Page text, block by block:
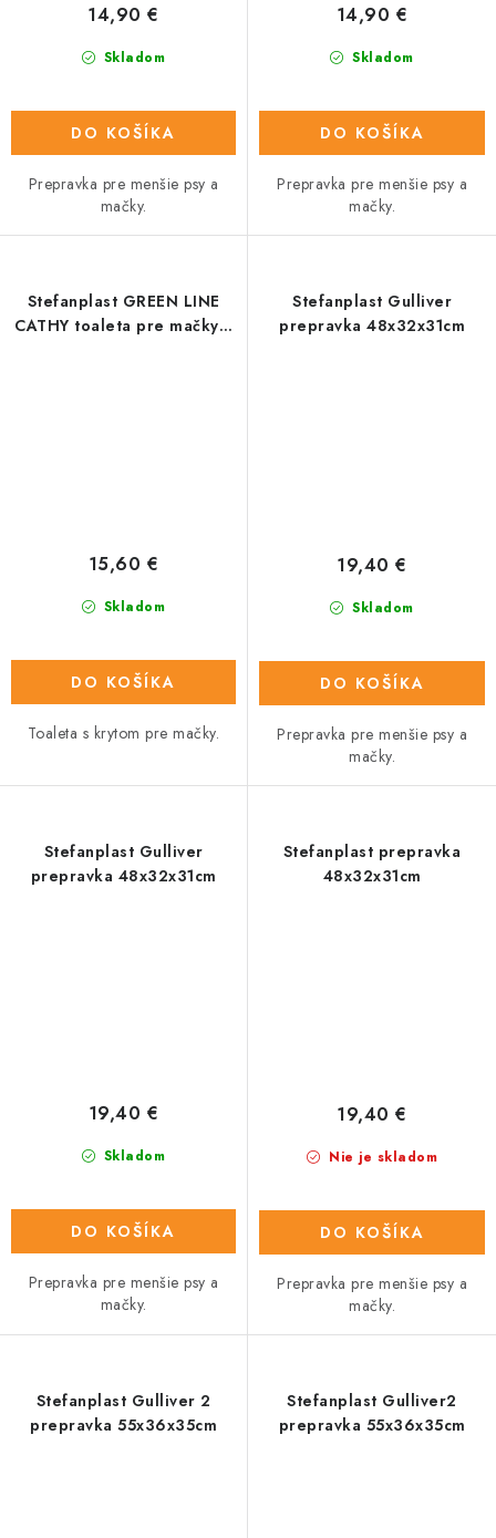
Skladom
14,90 €
DO KOŠÍKA
Prepravka pre menšie psy a
mačky.
Skladom
14,90 €
DO KOŠÍKA
Prepravka pre menšie psy a
mačky.
Stefanplast GREEN LINE
CATHY toaleta pre mačky s
Skladom
15,60 €
DO KOŠÍKA
Toaleta s krytom pre mačky.
Stefanplast Gulliver
prepravka 48x32x31cm
Skladom
19,40 €
DO KOŠÍKA
Prepravka pre menšie psy a
mačky.
Stefanplast Gulliver
prepravka 48x32x31cm
Skladom
19,40 €
DO KOŠÍKA
Prepravka pre menšie psy a
mačky.
Stefanplast prepravka
48x32x31cm
Nie je skladom
19,40 €
DO KOŠÍKA
Prepravka pre menšie psy a
mačky.
Stefanplast Gulliver 2
prepravka 55x36x35cm
Stefanplast Gulliver2
prepravka 55x36x35cm